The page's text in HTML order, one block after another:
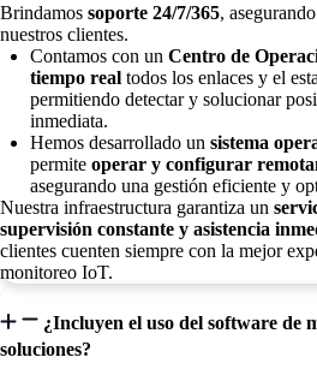
Brindamos soporte 24/7/365,
nuestros clientes.
Contamos con un Centro de
tiempo real todos los enlaces y el
permitiendo detectar y solucionar
inmediata.
Hemos desarrollado un sistema
permite operar y configurar
asegurando una gestión eficiente y
Nuestra infraestructura garantiza un
supervisión constante y asistencia
clientes cuenten siempre con la mejor
monitoreo IoT.
¿Incluyen el uso del software de
soluciones?